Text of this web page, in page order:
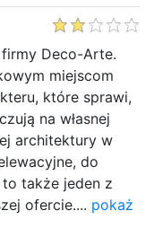
Deco-Arte.
miejscom
które sprawi,
na własnej
architektury w
do
także jeden z
ofercie.... pokaż